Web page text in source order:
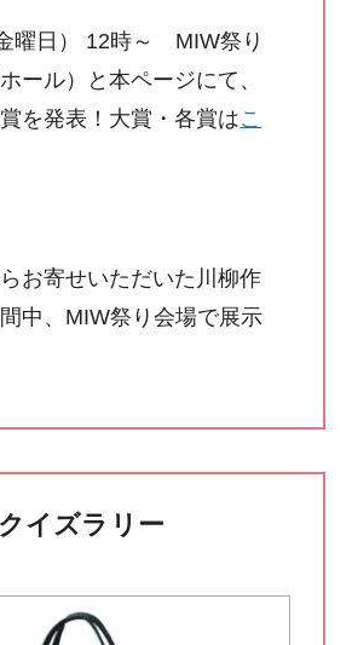
曜日） 12時～ MIW祭り
ール）と本ページにて、
を発表！大賞・各賞はこ
お寄せいただいた川柳作
中、MIW祭り会場で展示
クイズラリー